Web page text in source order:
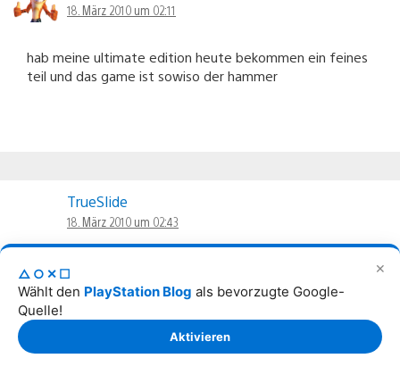
✕
△○✕☐
Wählt den PlayStation Blog als bevorzugte Google-
Quelle!
Aktivieren
18. März 2010 um 02:11
hab meine ultimate edition heute bekommen ein feines
teil und das game ist sowiso der hammer
TrueSlide
18. März 2010 um 02:43
Was ich besonders „toll“ finde, dass man in Europa
wieder wie das letzte behandelt wird. In den USA z.B.
gibt es die Neuauflage von Teil 1 & 2 schon lange. Und
was ist hier?
Hier darf man erst Teil 3 zocken und dann vielleicht